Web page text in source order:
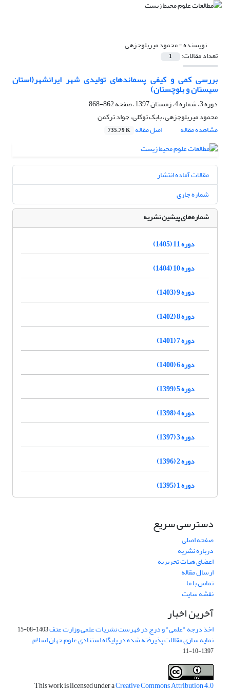
نویسنده =محمود میربلوچزهی
تعداد مقالات: 1
بررسی کمی و کیفی پسماندهای تولیدی شهر ایرانشهر(استان
سیستان و بلوچستان)
دوره 3، شماره 4، زمستان 1397، صفحه
862-868
محمود میربلوچزهی، بابک توکلی، جواد ترکمن
مشاهده مقاله
اصل مقاله 735.79 K
مقالات آماده انتشار
شماره جاری
شماره‌های پیشین نشریه
دوره 11 (1405)
دوره 10 (1404)
دوره 9 (1403)
دوره 8 (1402)
دوره 7 (1401)
دوره 6 (1400)
دوره 5 (1399)
دوره 4 (1398)
دوره 3 (1397)
دوره 2 (1396)
دوره 1 (1395)
دسترسی سریع
صفحه اصلی
درباره نشریه
اعضای هیات تحریریه
ارسال مقاله
تماس با ما
نقشه سایت
آخرین اخبار
اخذ درجه "علمی" و درج در فهرست نشریات علمی وزارت عتف1403-08-15
نمایه سازی مقالات پذیرفته شده در پایگاه استنادی علوم جهان اسلام
1397-10-11
This work is licensed under aCreative Commons Attribution 4.0